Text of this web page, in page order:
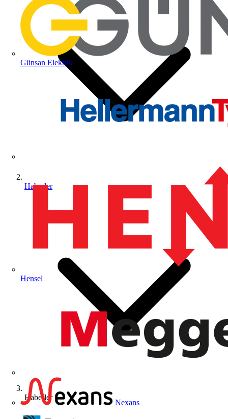
Günsan Elektrik
Hensel
Nexans
Haberler
Haberler